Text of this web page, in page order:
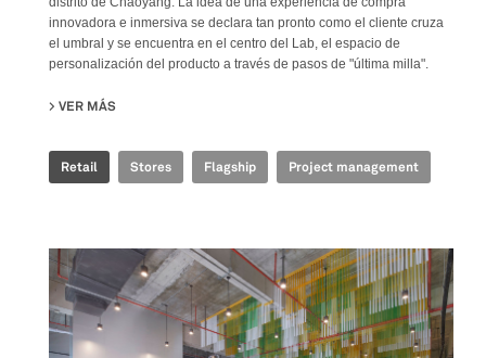
innovadora e inmersiva se declara tan pronto como el cliente cruza
el umbral y se encuentra en el centro del Lab, el espacio de
personalización del producto a través de pasos de "última milla".
VER MÁS
Retail Stores Flagship Project management